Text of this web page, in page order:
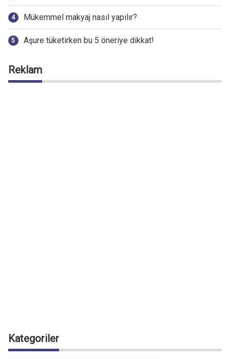
Mükemmel makyaj nasıl yapılır?
Aşure tüketirken bu 5 öneriye dikkat!
Reklam
Kategoriler